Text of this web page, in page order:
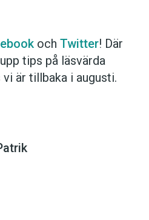
och Twitter! Där
tips på läsvärda
är tillbaka i augusti.